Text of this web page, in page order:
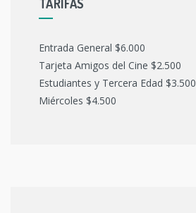
TARIFAS
Entrada General $6.000
Tarjeta Amigos del Cine $2.500
Estudiantes y Tercera Edad $3.500
Miércoles $4.500